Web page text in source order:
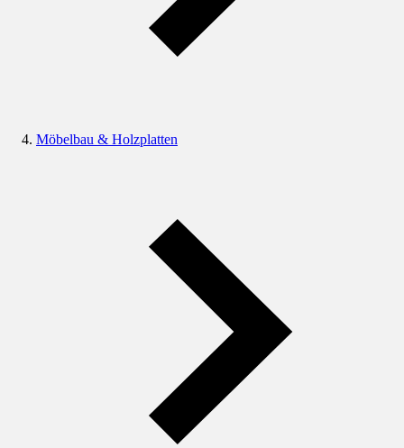
Möbelbau & Holzplatten